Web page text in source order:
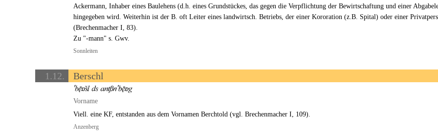
Ackermann, Inhaber eines Baulehens (d.h. eines Grundstückes, das gegen die Verpflichtung der Bewirtschaftung und einer
hingegeben wird. Weiterhin ist der B. oft Leiter eines landwirtsch. Betriebs, der einer Kororation (z.B. Spital) oder einer
(Brechenmacher I, 83).
Zu "-mann" s. Gwv.
Sonnleiten
1.12. Berschl
Vorname
Viell. eine KF, entstanden aus dem Vornamen Berchtold (vgl. Brechenmacher I, 109).
Anzenberg